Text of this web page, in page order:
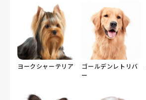
ヨークシャーテリア
ゴールデンレトリバ
ー